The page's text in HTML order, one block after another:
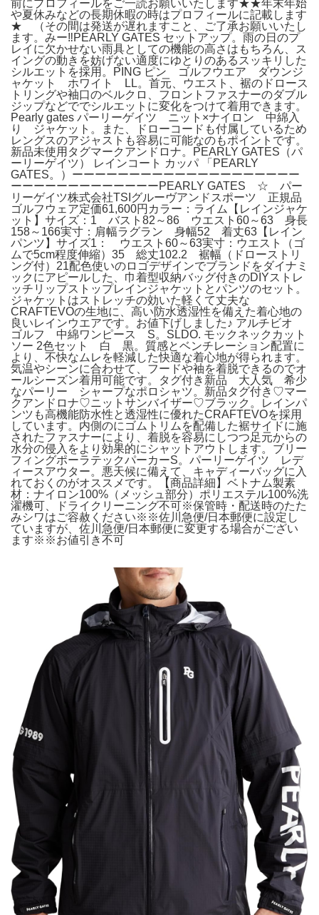
前にプロフィールをご一読お願いいたします★★年末年始
や夏休みなどの長期休暇の時はプロフィールに記載します
★ （その間は発送が遅れますこと、ご了承お願いいたし
ます。みー‼️PEARLY GATES セットアップ。雨の日のプ
レイに欠かせない雨具としての機能の高さはもちろん、ス
イングの動きを妨げない適度にゆとりのあるスッキリした
シルエットを採用。PING ピン ゴルフウエア ダウンジ
ャケット ホワイト LL。首元、ウエスト、裾のドロース
トリングや袖口のベルクロ、フロントファスナーのダブル
ジップなどででシルエットに変化をつけて着用できます。
Pearly gates パーリーゲイツ ニット×ナイロン 中綿入
り ジャケット。また、ドローコードも付属しているため
レングスのアジャストも容易に可能なのもポイントです。
新品未使用タグマークアンドロナ。PEARLY GATES（パ
ーリーゲイツ） レインコート カッパ 「PEARLY
GATES。）ーーーーーーーーーーーーーーーーーーーー
ーーーーーーーーーーーーーPEARLY GATES ☆ パー
リーゲイツ株式会社TSIグルーヴアンドスポーツ 正規品
ゴルフウェア定価61,600円カラー：ライム【レインジャケ
ット】サイズ：1 バスト82～86 ウエスト60～63 身長
158～166実寸：肩幅ラグラン 身幅52 着丈63【レイン
パンツ】サイズ1： ウエスト60～63実寸：ウエスト（ゴ
ムで5cm程度伸縮）35 総丈102.2 裾幅（ドローストリ
ング付）21配色使いのロゴデザインでブランドをダイナミ
ックにアピールした、巾着型収納バッグ付きのDIYストレ
ッチリップストップレインジャケットとパンツのセット。
ジャケットはストレッチの効いた軽くて丈夫な
CRAFTEVOの生地に、高い防水透湿性を備えた着心地の
良いレインウエアです。お値下げしました♪ アルチビオ
ゴルフ 中綿ワンピース S。SLDO. モックネックカット
ソー 2色セット 白 黒。質感とベンチレーション配置に
より、不快なムレを軽減した快適な着心地が得られます。
気温やシーンに合わせて、フードや袖を着脱できるのでオ
ールシーズン着用可能です。タグ付き新品 大人気 希少
なパーリー シャープなポロシャツ。新品タグ付き♡マー
クアンドロナ♡ニットサンバイザー♡ブラック。レインパ
ンツも高機能防水性と透湿性に優れたCRAFTEVOを採用
しています。内側のにゴムトリムを配備した裾サイドに施
されたファスナーにより、着脱を容易にしつつ足元からの
水分の侵入をより効果的にシャットアウトします。ブリー
フィングポーラテックパーカーS。パーリーゲイツ レデ
ィースアウター。悪天候に備えて、キャディーバッグに入
れておくのがオススメです。【商品詳細】ベトナム製素
材：ナイロン100%（メッシュ部分）ポリエステル100%洗
濯機可、ドライクリーニング不可※保管時・配送時のたた
みシワはご容赦ください※※佐川急便/日本郵便に設定し
ていますが、佐川急便/日本郵便に変更する場合がござい
ます※※お値引き不可